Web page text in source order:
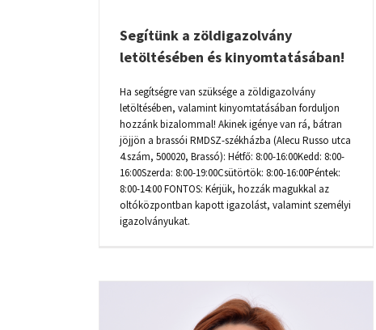
Segítünk a zöldigazolvány
letöltésében és kinyomtatásában!
Ha segítségre van szüksége a zöldigazolvány
letöltésében, valamint kinyomtatásában forduljon
hozzánk bizalommal! Akinek igénye van rá, bátran
jöjjön a brassói RMDSZ-székházba (Alecu Russo utca
4.szám, 500020, Brassó): Hétfő: 8:00-16:00Kedd: 8:00-
16:00Szerda: 8:00-19:00Csütörtök: 8:00-16:00Péntek:
8:00-14:00 FONTOS: Kérjük, hozzák magukkal az
oltóközpontban kapott igazolást, valamint személyi
igazolványukat.